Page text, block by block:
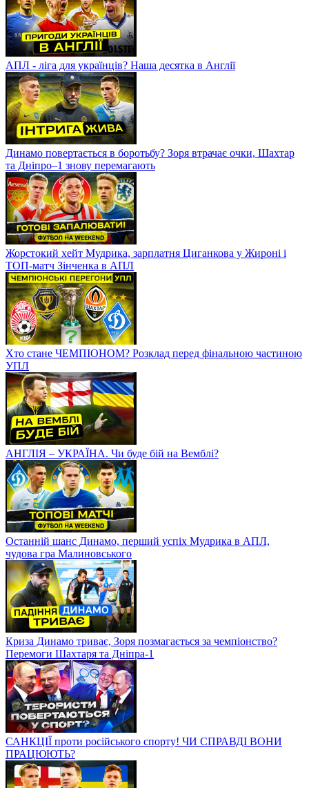
АПЛ - ліга для українців? Наша десятка в Англії
Динамо повертається в боротьбу? Зоря втрачає очки, Шахтар
та Дніпро–1 знову перемагають
Жорстокий хейт Мудрика, зарплатня Циганкова у Жироні і
ТОП-матч Зінченка в АПЛ
Хто стане ЧЕМПІОНОМ? Розклад перед фінальною частиною
УПЛ
АНГЛІЯ – УКРАЇНА. Чи буде бій на Вемблі?
Останній шанс Динамо, перший успіх Мудрика в АПЛ,
чудова гра Малиновського
Криза Динамо триває, Зоря позмагається за чемпіонство?
Перемоги Шахтаря та Дніпра-1
САНКЦІЇ проти російського спорту! ЧИ СПРАВДІ ВОНИ
ПРАЦЮЮТЬ?